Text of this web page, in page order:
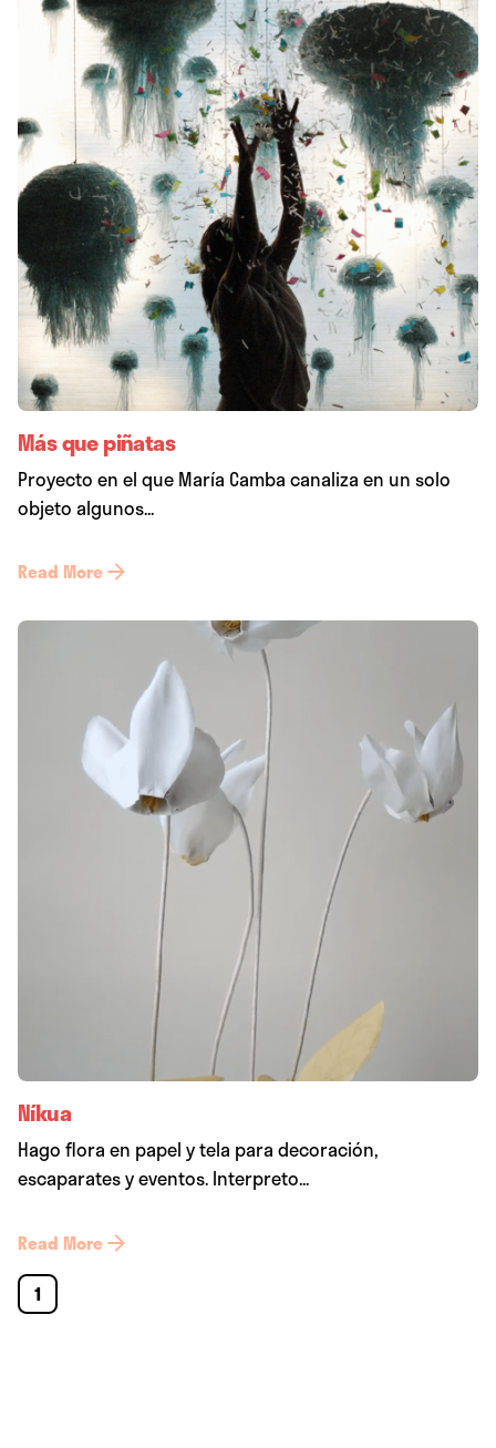
Más que piñatas
Proyecto en el que María Camba canaliza en un solo
objeto algunos...
Read More
Níkua
Hago flora en papel y tela para decoración,
escaparates y eventos. Interpreto...
Read More
1